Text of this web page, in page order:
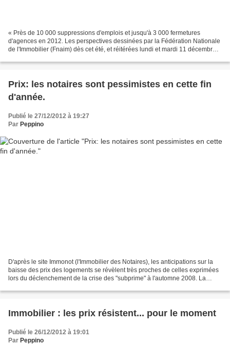
« Près de 10 000 suppressions d'emplois et jusqu'à 3 000 fermetures
d'agences en 2012. Les perspectives dessinées par la Fédération Nationale
de l'Immobilier (Fnaim) dès cet été, et réitérées lundi et mardi 11 décembre à
Prix: les notaires sont pessimistes en cette fin
d'année.
Publié le 27/12/2012 à 19:27
Par Peppino
D'après le site Immonot (l'Immobilier des Notaires), les anticipations sur la
baisse des prix des logements se révèlent très proches de celles exprimées
lors du déclenchement de la crise des "subprime" à l'automne 2008. La
Immobilier : les prix résistent... pour le moment
Publié le 26/12/2012 à 19:01
Par Peppino